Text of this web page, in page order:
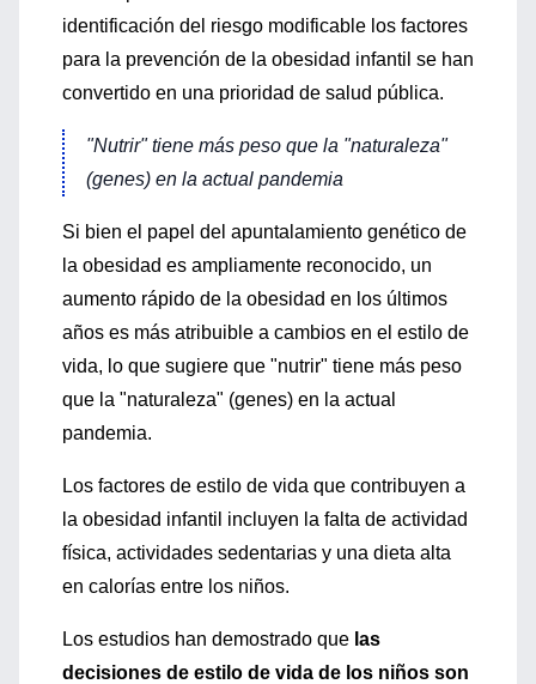
identificación del riesgo modificable los factores
para la prevención de la obesidad infantil se han
convertido en una prioridad de salud pública.
"Nutrir" tiene más peso que la "naturaleza"
(genes) en la actual pandemia
Si bien el papel del apuntalamiento genético de
la obesidad es ampliamente reconocido, un
aumento rápido de la obesidad en los últimos
años es más atribuible a cambios en el estilo de
vida, lo que sugiere que "nutrir" tiene más peso
que la "naturaleza" (genes) en la actual
pandemia.
Los factores de estilo de vida que contribuyen a
la obesidad infantil incluyen la falta de actividad
física, actividades sedentarias y una dieta alta
en calorías entre los niños.
Los estudios han demostrado que las
decisiones de estilo de vida de los niños son